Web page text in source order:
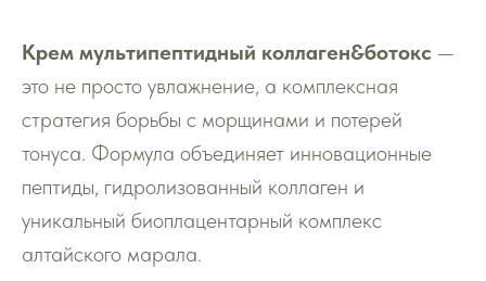
Крем мультипептидный коллаген&ботокс —
это не просто увлажнение, а комплексная
стратегия борьбы с морщинами и потерей
тонуса. Формула объединяет инновационные
пептиды, гидролизованный коллаген и
уникальный биоплацентарный комплекс
алтайского марала.